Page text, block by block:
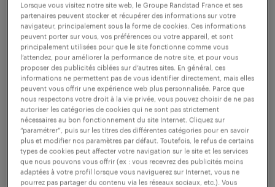
traitement de votre
candidature.
Réception, analyse, suivi... En moins de deux
minutes, Marlène et Dimitri vous expliquent
tout sur le traitement de votre candidature
Lorsque vous visitez notre site web, le Groupe Randstad France et ses
partenaires peuvent stocker et récupérer des informations sur votre
navigateur, principalement sous la forme de cookies. Ces informations
peuvent porter sur vous, vos préférences ou votre appareil, et sont
principalement utilisées pour que le site fonctionne comme vous
l’attendez, pour améliorer la performance de notre site, et pour vous
proposer des publicités ciblées sur d’autres sites. En général, ces
informations ne permettent pas de vous identifier directement, mais elles
peuvent vous offrir une expérience web plus personnalisée. Parce que
nous respectons votre droit à la vie privée, vous pouvez choisir de ne pas
autoriser les catégories de cookies qui ne sont pas strictement
nécessaires au bon fonctionnement du site Internet. Cliquez sur
“paramétrer”, puis sur les titres des différentes catégories pour en savoir
plus et modifier nos paramètres par défaut. Toutefois, le refus de certains
types de cookies peut affecter votre navigation sur le site et les services
que nous pouvons vous offrir (ex : vous recevrez des publicités moins
adaptées à votre profil lorsque vous naviguerez sur Internet, vous ne
pourrez pas partager du contenu via les réseaux sociaux, etc.). Vous